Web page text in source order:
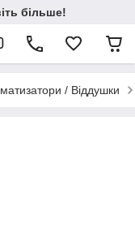
більше!
/ Віддушки